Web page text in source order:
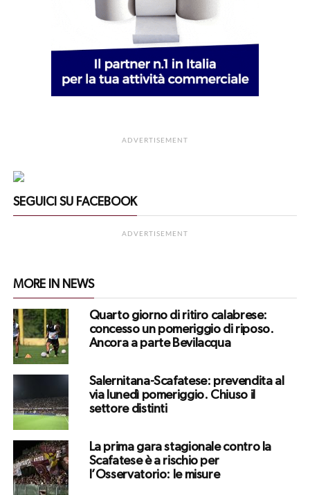
ADVERTISEMENT
SEGUICI SU FACEBOOK
ADVERTISEMENT
MORE IN NEWS
Quarto giorno di ritiro calabrese:
concesso un pomeriggio di riposo.
Ancora a parte Bevilacqua
Salernitana-Scafatese: prevendita al
via lunedì pomeriggio. Chiuso il
settore distinti
La prima gara stagionale contro la
Scafatese è a rischio per
l’Osservatorio: le misure